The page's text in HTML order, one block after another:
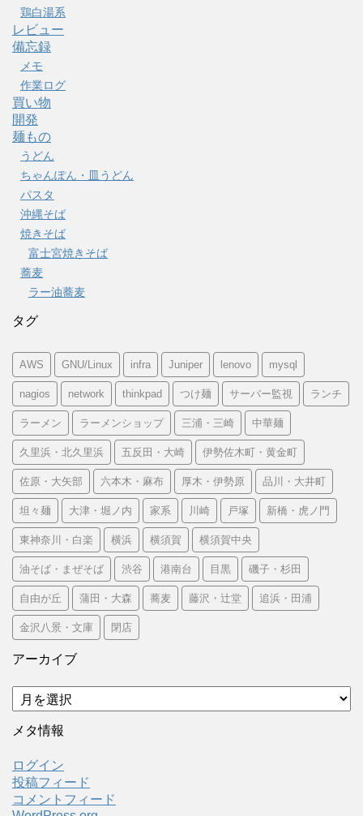
鶏白湯系
レビュー
備忘録
メモ
作業ログ
買い物
開発
麺もの
うどん
ちゃんぽん・皿うどん
パスタ
沖縄そば
焼きそば
富士宮焼きそば
蕎麦
ラー油蕎麦
タグ
AWS GNU/Linux infra Juniper lenovo mysql
nagios network thinkpad つけ麺 サーバー監視 ランチ
ラーメン ラーメンショップ 三浦・三崎 中華麺
久里浜・北久里浜 五反田・大崎 伊勢佐木町・黄金町
佐原・大矢部 六本木・麻布 厚木・伊勢原 品川・大井町
坦々麺 大津・堀ノ内 家系 川崎 戸塚 新橋・虎ノ門
東神奈川・白楽 横浜 横須賀 横須賀中央
油そば・まぜそば 渋谷 港南台 目黒 磯子・杉田
自由が丘 蒲田・大森 蕎麦 藤沢・辻堂 追浜・田浦
金沢八景・文庫 閉店
アーカイブ
ア
ー
カ
ブ
メタ情報
ログイン
投稿フィード
コメントフィード